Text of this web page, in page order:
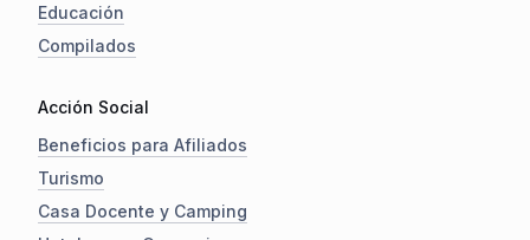
Educación
Compilados
Acción Social
Beneficios para Afiliados
Turismo
Casa Docente y Camping